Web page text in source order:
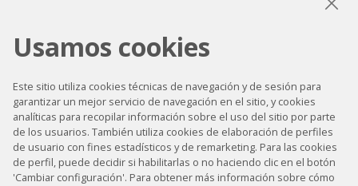
LinkedInInstagram
Accesibilidad
Contacto
Aviso legal
Usamos cookies
Este sitio utiliza cookies técnicas de navegación y de sesión para
garantizar un mejor servicio de navegación en el sitio, y cookies
analíticas para recopilar información sobre el uso del sitio por parte
de los usuarios. También utiliza cookies de elaboración de perfiles
de usuario con fines estadísticos y de remarketing. Para las cookies
de perfil, puede decidir si habilitarlas o no haciendo clic en el botón
'Cambiar configuración'. Para obtener más información sobre cómo